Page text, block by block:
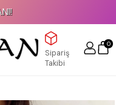
Sipariş
Takibi
0